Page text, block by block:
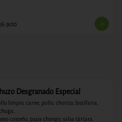
Desgranado Especial
limpio, carne, pollo, chorizo, butifarra,
costeño, papa chongo, salsa tártara.